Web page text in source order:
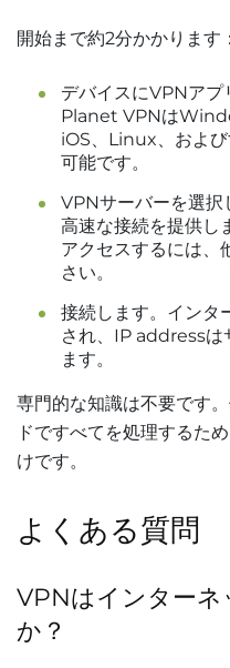
開始まで約2分かかります：
デバイスにVPNアプ
Planet VPNは
iOS、Linux、およ
可能です。
VPNサーバーを選択
高速な接続を提供し
アクセスするには、
さい。
接続します。インタ
され、IP addressは
ます。
専門的な知識は不要です
ドですべてを処理するた
けです。
よくある質問
VPNはインターネ
か？